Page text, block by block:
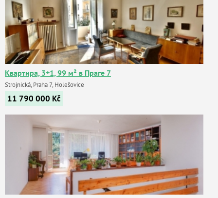
Квартира, 3+1, 99 м² в Праге 7
Strojnická, Praha 7, Holešovice
11 790 000 Kč